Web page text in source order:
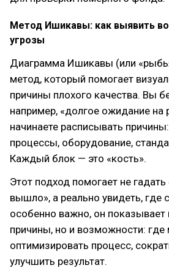
Метод Ишикавы: как выявить
угрозы
Диаграмма Ишикавы (или
метод, который помогает
причины плохого качества. Вы
например, «долгое ожидание на
начинаете расписывать
процессы, оборудование,
Каждый блок — это «кость».
Этот подход помогает не гадать
вышло», а реально увидеть, где
особенно важно, он показывает
причины, но и возможности:
оптимизировать процесс,
улучшить результат.